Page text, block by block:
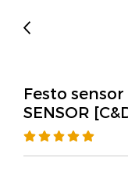
Festo
SENSOR